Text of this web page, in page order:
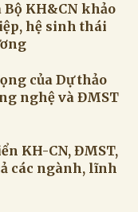
Bộ KH&CN khảo
hệ sinh thái
của Dự thảo
nghệ và ĐMST
KH-CN, ĐMST,
các ngành, lĩnh